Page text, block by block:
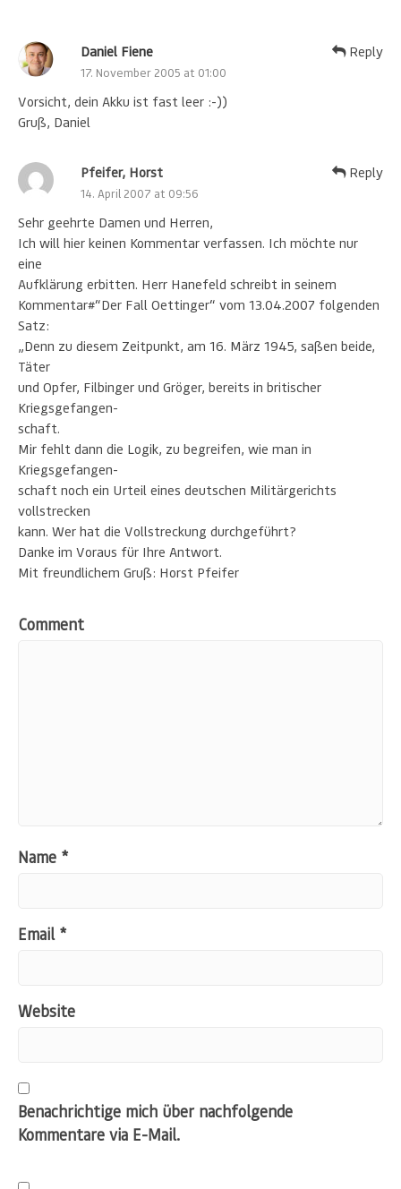
Daniel Fiene
17. November 2005 at 01:00
Vorsicht, dein Akku ist fast leer :-))
Gruß, Daniel
Reply
Pfeifer, Horst
14. April 2007 at 09:56
Sehr geehrte Damen und Herren,
Ich will hier keinen Kommentar verfassen. Ich möchte nur
eine
Aufklärung erbitten. Herr Hanefeld schreibt in seinem
Kommentar#“Der Fall Oettinger“ vom 13.04.2007 folgenden
Satz:
„Denn zu diesem Zeitpunkt, am 16. März 1945, saßen beide,
Täter
und Opfer, Filbinger und Gröger, bereits in britischer
Kriegsgefangen-
schaft.
Mir fehlt dann die Logik, zu begreifen, wie man in
Kriegsgefangen-
schaft noch ein Urteil eines deutschen Militärgerichts
vollstrecken
kann. Wer hat die Vollstreckung durchgeführt?
Danke im Voraus für Ihre Antwort.
Mit freundlichem Gruß: Horst Pfeifer
Reply
Comment
Name *
Email *
Website
Benachrichtige mich über nachfolgende
Kommentare via E-Mail.